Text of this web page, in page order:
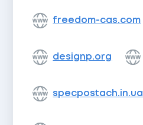
freedom-cas.com
designp.org
specpostach.in.ua